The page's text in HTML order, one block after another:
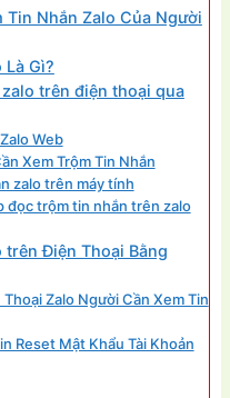
Tin Nhắn Zalo Của Người
Gì?
trên điện thoại qua
Web
Xem Trộm Tin Nhắn
zalo trên máy tính
đọc trộm tin nhắn trên zalo
Điện Thoại Bằng
Zalo Người Cần Xem Tin
Reset Mật Khẩu Tài Khoản